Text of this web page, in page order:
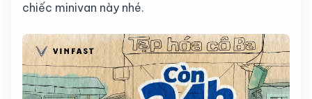
chiếc minivan này nhé.